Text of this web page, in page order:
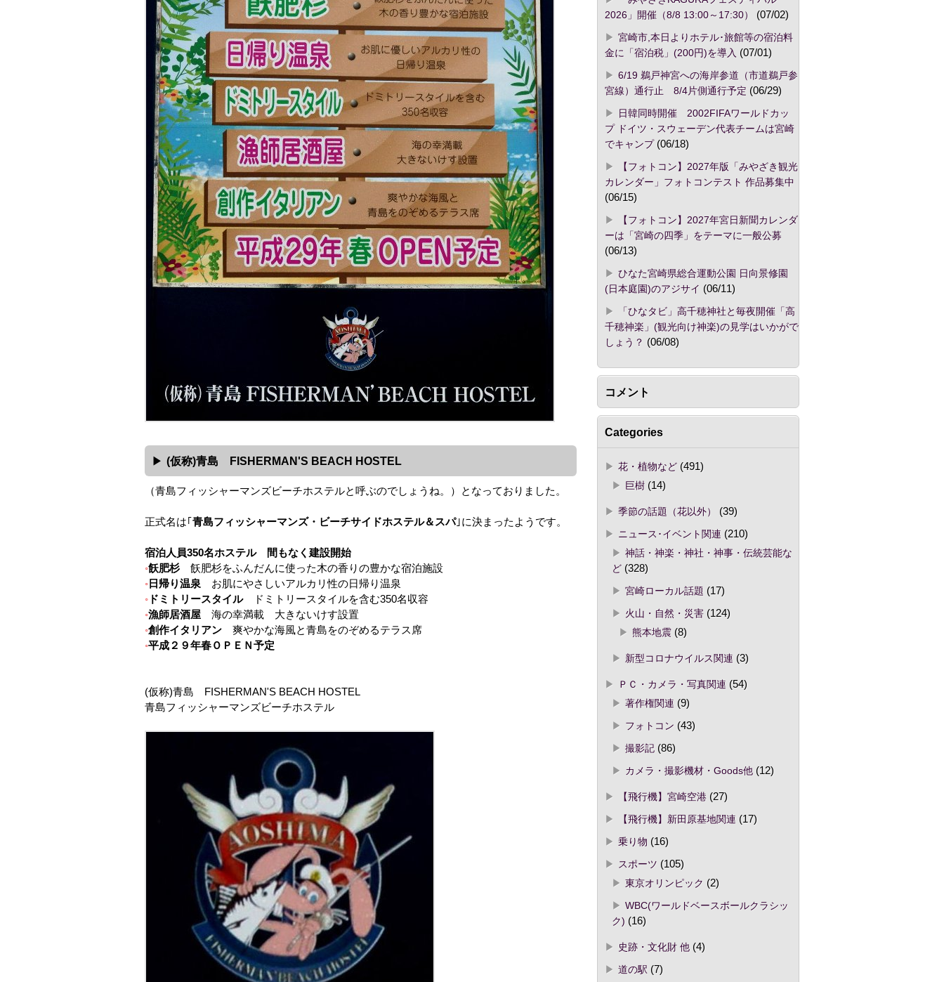
(仮称)青島 FISHERMAN'S BEACH HOSTEL
（青島フィッシャーマンズビーチホステルと呼ぶのでしょうね。）となっておりました。
正式名は｢青島フィッシャーマンズ・ビーチサイドホステル＆スパ｣に決まったようです。
宿泊人員350名ホステル 間もなく建設開始
飫肥杉 飫肥杉をふんだんに使った木の香りの豊かな宿泊施設
日帰り温泉 お肌にやさしいアルカリ性の日帰り温泉
ドミトリースタイルドミトリースタイルを含む350名収容
漁師居酒屋 海の幸満載 大きないけす設置
創作イタリアン 爽やかな海風と青島をのぞめるテラス席
平成２９年春ＯＰＥＮ予定
(仮称)青島 FISHERMAN'S BEACH HOSTEL
青島フィッシャーマンズビーチホステル
2026」開催（8/8 13:00～17:30）
(07/02)
宮崎市,本日よりホテル･旅館等の宿泊料
金に「宿泊税」(200円)を導入 (07/01)
6/19 鵜戸神宮への海岸参道（市道鵜戸参
宮線）通行止 8/4片側通行予定 (06/29)
日韓同時開催 2002FIFAワールドカッ
プ ドイツ・スウェーデン代表チームは宮崎
でキャンプ(06/18)
【フォトコン】2027年版「みやざき観光
カレンダー」フォトコンテスト 作品募集中
(06/15)
【フォトコン】2027年宮日新聞カレンダ
ーは「宮崎の四季」をテーマに一般公募
(06/13)
ひなた宮崎県総合運動公園 日向景修園
(日本庭園)のアジサイ (06/11)
「ひなタビ」高千穂神社と毎夜開催「高
千穂神楽」(観光向け神楽)の見学はいかがで
しょう？ (06/08)
コメント
Categories
花・植物など(491)
巨樹(14)
季節の話題（花以外）
(39)
ニュース･イベント関連 (210)
神話・神楽・神社・神事・伝統芸能な
ど(328)
宮崎ローカル話題 (17)
火山・自然・災害(124)
熊本地震(8)
新型コロナウイルス関連 (3)
ＰＣ・カメラ・写真関連 (54)
著作権関連 (9)
フォトコン (43)
撮影記(86)
カメラ・撮影機材・Goods他(12)
【飛行機】宮崎空港(27)
【飛行機】新田原基地関連 (17)
乗り物 (16)
スポーツ (105)
東京オリンピック (2)
WBC(ワールドベースボールクラシッ
ク) (16)
史跡・文化財 他(4)
道の駅 (7)